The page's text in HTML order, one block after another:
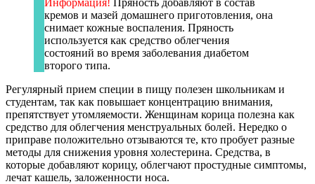
кремов и мазей домашнего приготовления, она
снимает кожные воспаления. Пряность
используется как средство облегчения
состояний во время заболевания диабетом
второго типа.
Регулярный прием специи в пищу полезен школьникам и
студентам, так как повышает концентрацию внимания,
препятствует утомляемости. Женщинам корица полезна как
средство для облегчения менструальных болей. Нередко о
приправе положительно отзываются те, кто пробует разные
методы для снижения уровня холестерина. Средства, в
которые добавляют корицу, облегчают простудные симптомы,
лечат кашель, заложенности носа.